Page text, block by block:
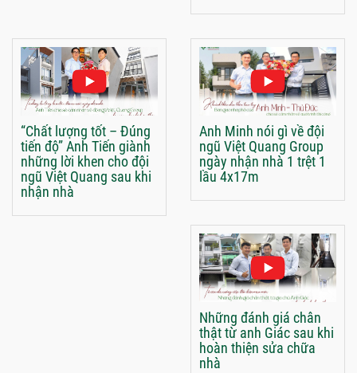
“Chất lượng tốt – Đúng
tiến độ” Anh Tiến giành
những lời khen cho đội
ngũ Việt Quang sau khi
nhận nhà
Anh Minh nói gì về đội
ngũ Việt Quang Group
ngày nhận nhà 1 trệt 1
lầu 4x17m
Những đánh giá chân
thật từ anh Giác sau khi
hoàn thiện sửa chữa
nhà